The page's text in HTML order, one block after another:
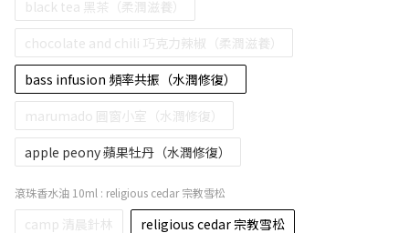
black tea 黑茶（柔潤滋養）
chocolate and chili 巧克力辣椒（柔潤滋養）
bass infusion 頻率共振（水潤修復）
marumado 圓窗小室（水潤修復）
apple peony 蘋果牡丹（水潤修復）
滾珠香水油 10ml : religious cedar 宗教雪松
camp 清晨針林
religious cedar 宗教雪松